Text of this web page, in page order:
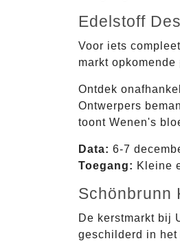
Edelstoff
Voor iets
markt
Ontdek
Ontwerpers
toont Wenen's
Data: 6-7
Toegang: Kleine
Schönbrunn
De kerstmarkt bij
geschilderd in het